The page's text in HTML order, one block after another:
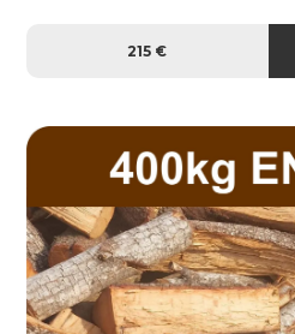
215 €